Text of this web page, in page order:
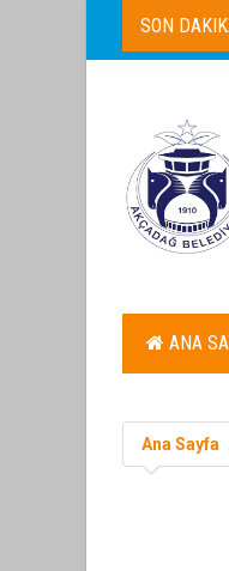
SON
ANA
Ana Sayfa